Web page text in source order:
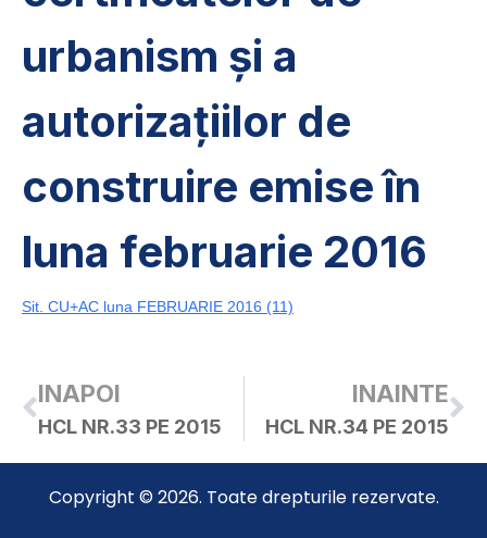
urbanism și a
autorizațiilor de
construire emise în
luna februarie 2016
Sit. CU+AC luna FEBRUARIE 2016 (11)
INAPOI
HCL NR.33 PE 2015
INAINTE
HCL NR.34 PE 2015
Copyright © 2026. Toate drepturile rezervate.